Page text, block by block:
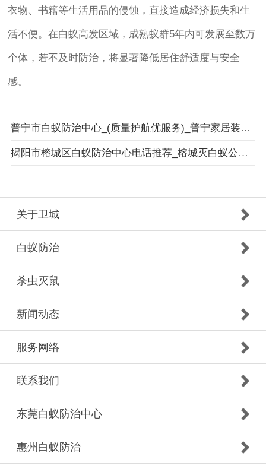
衣物、书籍等生活用品的侵蚀，直接造成经济损失和生
活不便。在白蚁高发区域，成熟蚁群5年内可发展至数万
个体，若不及时防治，将显著降低居住舒适度与安全
感。
普宁市白蚁防治中心_(质量护航优服务)_普宁家居装修白蚁预防服务机构
揭阳市榕城区白蚁防治中心电话推荐_榕城灭白蚁公司_揭阳市榕城区卫城白蚁防治有限公司
关于卫城
白蚁防治
杀虫灭鼠
新闻动态
服务网络
联系我们
东莞白蚁防治中心
惠州白蚁防治